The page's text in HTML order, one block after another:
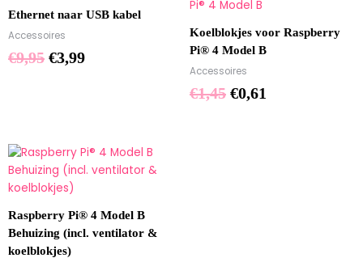
Ethernet naar USB kabel
Accessoires
€9,95
prijs
was:
€9,95.
€3,99
prijs
€3,99.
Koelblokjes voor Raspberry
Pi® 4 Model B
Accessoires
€1,45
prijs
was:
€1,45.
€0,61
is:
€0,61.
Raspberry Pi® 4 Model B
Behuizing (incl. ventilator &
koelblokjes)